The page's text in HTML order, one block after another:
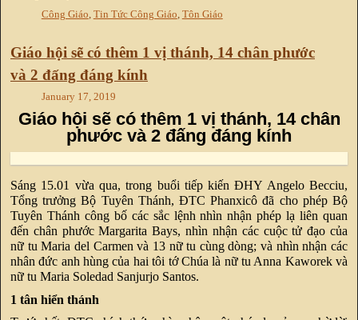
Công Giáo, Tin Tức Công Giáo, Tôn Giáo
Giáo hội sẽ có thêm 1 vị thánh, 14 chân phước
và 2 đấng đáng kính
January 17, 2019
Giáo hội sẽ có thêm 1 vị thánh, 14 chân
phước và 2 đấng đáng kính
Sáng 15.01 vừa qua, trong buổi tiếp kiến ĐHY Angelo Becciu,
Tổng trưởng Bộ Tuyên Thánh, ĐTC Phanxicô đã cho phép Bộ
Tuyên Thánh công bố các sắc lệnh nhìn nhận phép lạ liên quan
đến chân phước Margarita Bays, nhìn nhận các cuộc tử đạo của
nữ tu Maria del Carmen và 13 nữ tu cùng dòng; và nhìn nhận các
nhân đức anh hùng của hai tôi tớ Chúa là nữ tu Anna Kaworek và
nữ tu Maria Soledad Sanjurjo Santos.
1 tân hiển thánh